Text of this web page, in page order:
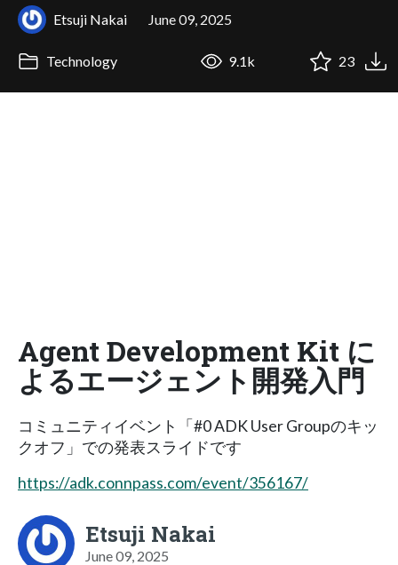
Etsuji Nakai June 09, 2025
Technology 9.1k 23
Agent Development Kit に
よるエージェント開発入門
コミュニティイベント「#0 ADK User Groupのキッ
クオフ」での発表スライドです
https://adk.connpass.com/event/356167/
Etsuji Nakai
June 09, 2025